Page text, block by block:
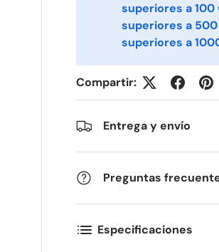
superiores a
superiores a
superiores a
Compartir:
Entrega y envío
Preguntas
Especificaciones